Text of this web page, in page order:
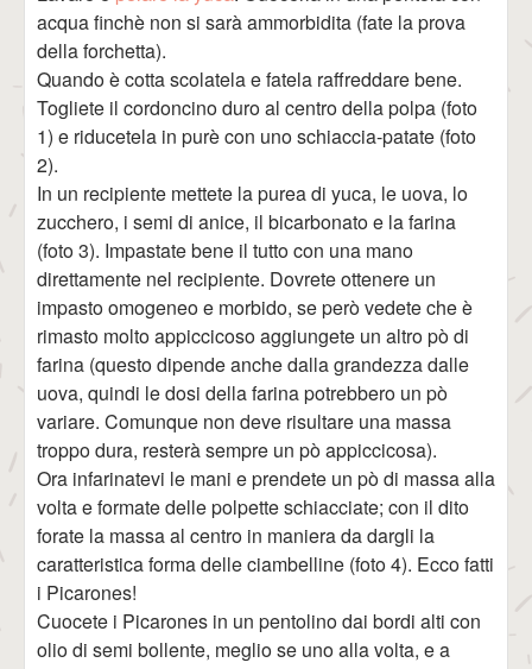
acqua finchè non si sarà ammorbidita (fate la prova
della forchetta).
Quando è cotta scolatela e fatela raffreddare bene.
Togliete il cordoncino duro al centro della polpa (foto
1) e riducetela in purè con uno schiaccia-patate (foto
2).
In un recipiente mettete la purea di yuca, le uova, lo
zucchero, i semi di anice, il bicarbonato e la farina
(foto 3). Impastate bene il tutto con una mano
direttamente nel recipiente. Dovrete ottenere un
impasto omogeneo e morbido, se però vedete che è
rimasto molto appiccicoso aggiungete un altro pò di
farina (questo dipende anche dalla grandezza dalle
uova, quindi le dosi della farina potrebbero un pò
variare. Comunque non deve risultare una massa
troppo dura, resterà sempre un pò appiccicosa).
Ora infarinatevi le mani e prendete un pò di massa alla
volta e formate delle polpette schiacciate; con il dito
forate la massa al centro in maniera da dargli la
caratteristica forma delle ciambelline (foto 4). Ecco fatti
i Picarones!
Cuocete i Picarones in un pentolino dai bordi alti con
olio di semi bollente, meglio se uno alla volta, e a